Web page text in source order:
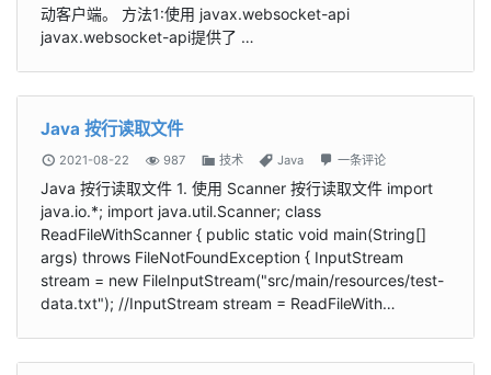
动客户端。 方法1:使用 javax.websocket-api
javax.websocket-api提供了 …
Java 按行读取文件
2021-08-22 987 技术 Java 一条评论
Java 按行读取文件 1. 使用 Scanner 按行读取文件 import
java.io.*; import java.util.Scanner; class
ReadFileWithScanner { public static void main(String[]
args) throws FileNotFoundException { InputStream
stream = new FileInputStream("src/main/resources/test-
data.txt"); //InputStream stream = ReadFileWith…